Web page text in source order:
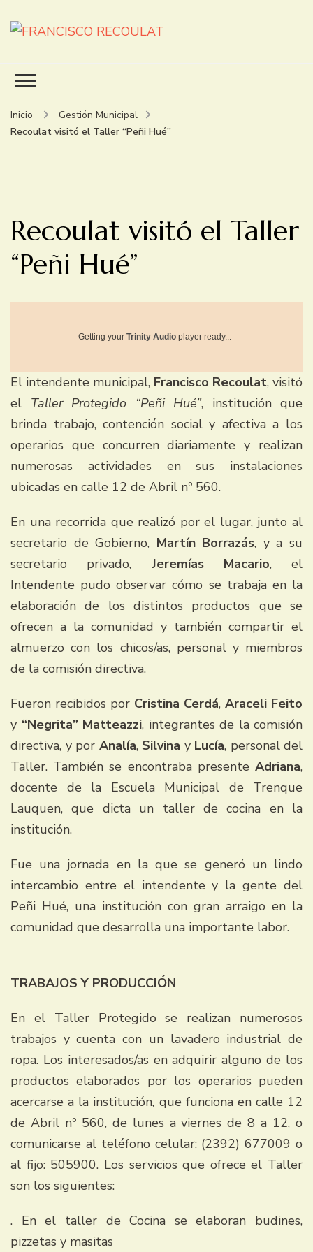
Inicio
Gestión Municipal
Recoulat visitó el Taller “Peñi Hué”
Recoulat visitó el Taller
“Peñi Hué”
Getting your Trinity Audio player ready...
El intendente municipal, Francisco Recoulat, visitó
el Taller Protegido “Peñi Hué”, institución que
brinda trabajo, contención social y afectiva a los
operarios que concurren diariamente y realizan
numerosas actividades en sus instalaciones
ubicadas en calle 12 de Abril nº 560.
En una recorrida que realizó por el lugar, junto al
secretario de Gobierno, Martín Borrazás, y a su
secretario privado, Jeremías Macario, el
Intendente pudo observar cómo se trabaja en la
elaboración de los distintos productos que se
ofrecen a la comunidad y también compartir el
almuerzo con los chicos/as, personal y miembros
de la comisión directiva.
Fueron recibidos por Cristina Cerdá, Araceli Feito
y “Negrita” Matteazzi, integrantes de la comisión
directiva, y por Analía, Silvina y Lucía, personal del
Taller. También se encontraba presente Adriana,
docente de la Escuela Municipal de Trenque
Lauquen, que dicta un taller de cocina en la
institución.
Fue una jornada en la que se generó un lindo
intercambio entre el intendente y la gente del
Peñi Hué, una institución con gran arraigo en la
comunidad que desarrolla una importante labor.
TRABAJOS Y PRODUCCIÓN
En el Taller Protegido se realizan numerosos
trabajos y cuenta con un lavadero industrial de
ropa. Los interesados/as en adquirir alguno de los
productos elaborados por los operarios pueden
acercarse a la institución, que funciona en calle 12
de Abril nº 560, de lunes a viernes de 8 a 12, o
comunicarse al teléfono celular: (2392) 677009 o
al fijo: 505900. Los servicios que ofrece el Taller
son los siguientes:
. En el taller de Cocina se elaboran budines,
pizzetas y masitas